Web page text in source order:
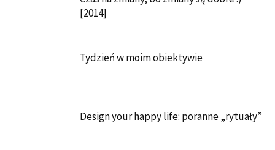
[2014]
Tydzień w moim obiektywie
Design your happy life: poranne „rytuały”